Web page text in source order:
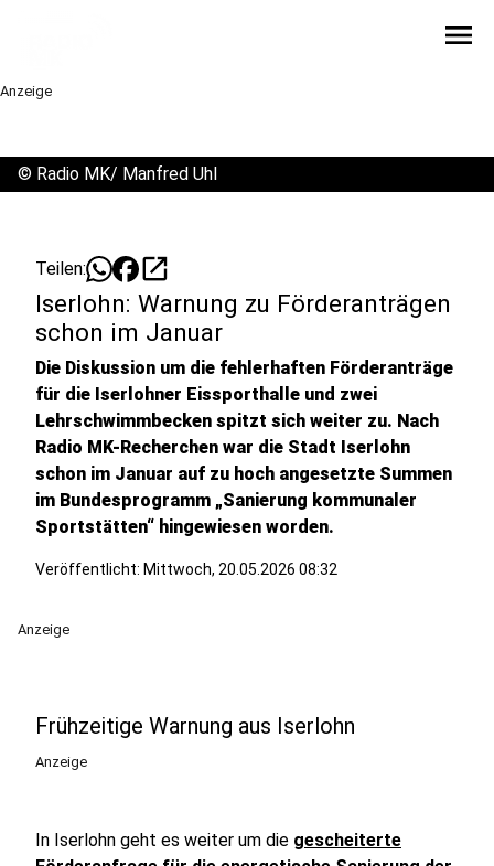
menu
Anzeige
© Radio MK/ Manfred Uhl
Teilen: open_in_new
Iserlohn: Warnung zu Förderanträgen
schon im Januar
Die Diskussion um die fehlerhaften Förderanträge
für die Iserlohner Eissporthalle und zwei
Lehrschwimmbecken spitzt sich weiter zu. Nach
Radio MK-Recherchen war die Stadt Iserlohn
schon im Januar auf zu hoch angesetzte Summen
im Bundesprogramm „Sanierung kommunaler
Sportstätten“ hingewiesen worden.
Veröffentlicht: Mittwoch, 20.05.2026 08:32
Anzeige
Frühzeitige Warnung aus Iserlohn
Anzeige
In Iserlohn geht es weiter um die gescheiterte